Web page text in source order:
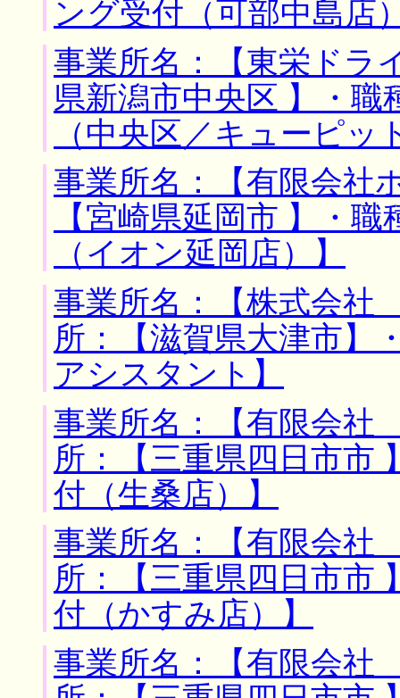
ング受付（可部中島店
事業所名：【東栄ド
県新潟市中央区 】・
（中央区／キューピッ
事業所名：【有限会社
【宮崎県延岡市 】・
（イオン延岡店）】
事業所名：【株式会
所：【滋賀県大津市】
アシスタント】
事業所名：【有限会
所：【三重県四日市市
付（生桑店）】
事業所名：【有限会
所：【三重県四日市市
付（かすみ店）】
事業所名：【有限会